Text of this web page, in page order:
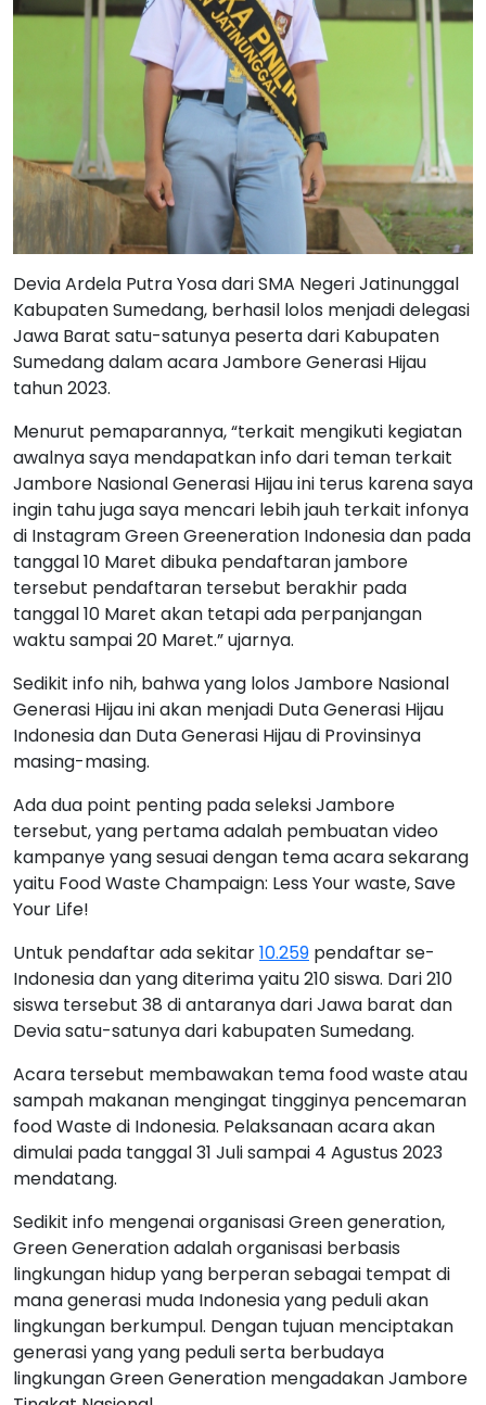
Devia Ardela Putra Yosa dari SMA Negeri Jatinunggal
Kabupaten Sumedang, berhasil lolos menjadi delegasi
Jawa Barat satu-satunya peserta dari Kabupaten
Sumedang dalam acara Jambore Generasi Hijau
tahun 2023.
Menurut pemaparannya, “terkait mengikuti kegiatan
awalnya saya mendapatkan info dari teman terkait
Jambore Nasional Generasi Hijau ini terus karena saya
ingin tahu juga saya mencari lebih jauh terkait infonya
di Instagram Green Greeneration Indonesia dan pada
tanggal 10 Maret dibuka pendaftaran jambore
tersebut pendaftaran tersebut berakhir pada
tanggal 10 Maret akan tetapi ada perpanjangan
waktu sampai 20 Maret.” ujarnya.
Sedikit info nih, bahwa yang lolos Jambore Nasional
Generasi Hijau ini akan menjadi Duta Generasi Hijau
Indonesia dan Duta Generasi Hijau di Provinsinya
masing-masing.
Ada dua point penting pada seleksi Jambore
tersebut, yang pertama adalah pembuatan video
kampanye yang sesuai dengan tema acara sekarang
yaitu Food Waste Champaign: Less Your waste, Save
Your Life!
Untuk pendaftar ada sekitar10.259 pendaftar se-
Indonesia dan yang diterima yaitu 210 siswa. Dari 210
siswa tersebut 38 di antaranya dari Jawa barat dan
Devia satu-satunya dari kabupaten Sumedang.
Acara tersebut membawakan tema food waste atau
sampah makanan mengingat tingginya pencemaran
food Waste di Indonesia. Pelaksanaan acara akan
dimulai pada tanggal 31 Juli sampai 4 Agustus 2023
mendatang.
Sedikit info mengenai organisasi Green generation,
Green Generation adalah organisasi berbasis
lingkungan hidup yang berperan sebagai tempat di
mana generasi muda Indonesia yang peduli akan
lingkungan berkumpul. Dengan tujuan menciptakan
generasi yang yang peduli serta berbudaya
lingkungan Green Generation mengadakan Jambore